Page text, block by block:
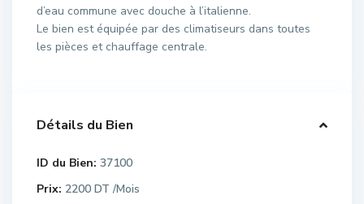
d’eau commune avec douche à l’italienne.
Le bien est équipée par des climatiseurs dans toutes
les pièces et chauffage centrale.
Détails du Bien
ID du Bien: 37100
Prix: 2200 DT /Mois